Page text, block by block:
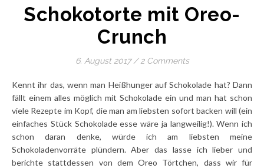
Schokotorte mit Oreo-
Crunch
6. August 2017 / 2 Comments
Kennt ihr das, wenn man Heißhunger auf Schokolade hat? Dann
fällt einem alles möglich mit Schokolade ein und man hat schon
viele Rezepte im Kopf, die man am liebsten sofort backen will (ein
einfaches Stück Schokolade esse wäre ja langweilig!). Wenn ich
schon daran denke, würde ich am liebsten meine
Schokoladenvorräte plündern. Aber das lasse ich lieber und
berichte stattdessen von dem Oreo Törtchen, dass wir für